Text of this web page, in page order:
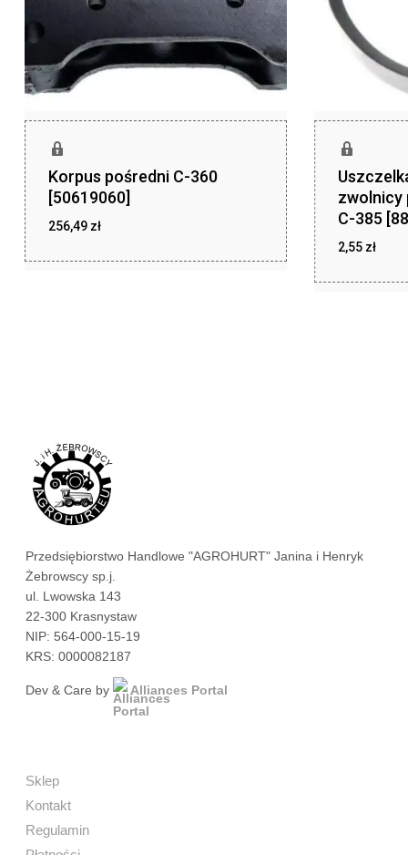
Korpus pośredni C-360
[50619060]
256,49 zł
zwolnicy
C-385
2,55 zł
Przedsiębiorstwo Handlowe "AGROHURT" Janina i Henryk
Żebrowscy sp.j.
ul. Lwowska 143
22-300 Krasnystaw
NIP: 564-000-15-19
KRS: 0000082187
Dev & Care by Alliances Portal
Sklep
Kontakt
Regulamin